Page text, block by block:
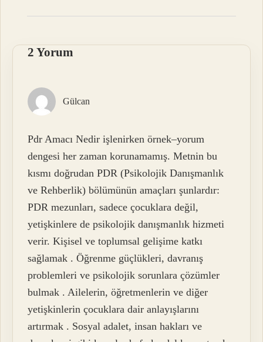
2 Yorum
Gülcan
Pdr Amacı Nedir işlenirken örnek–yorum
dengesi her zaman korunamamış. Metnin bu
kısmı doğrudan PDR (Psikolojik Danışmanlık
ve Rehberlik) bölümünün amaçları şunlardır:
PDR mezunları, sadece çocuklara değil,
yetişkinlere de psikolojik danışmanlık hizmeti
verir. Kişisel ve toplumsal gelişime katkı
sağlamak . Öğrenme güçlükleri, davranış
problemleri ve psikolojik sorunlara çözümler
bulmak . Ailelerin, öğretmenlerin ve diğer
yetişkinlerin çocuklara dair anlayışlarını
artırmak . Sosyal adalet, insan hakları ve